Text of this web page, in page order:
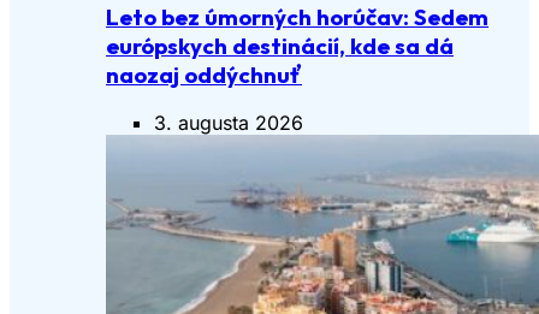
Leto bez úmorných horúčav: Sedem
európskych destinácií, kde sa dá
naozaj oddýchnuť
3. augusta 2026